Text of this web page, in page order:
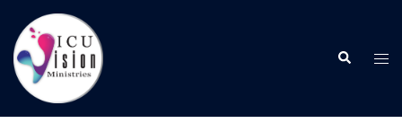
content
Search